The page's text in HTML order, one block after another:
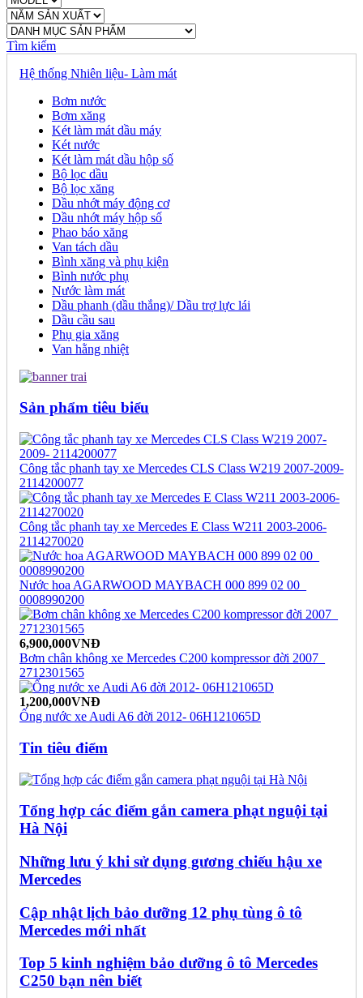
Tìm kiếm
Hệ thống Nhiên liệu- Làm mát
Bơm nước
Bơm xăng
Két làm mát dầu máy
Két nước
Két làm mát dầu hộp số
Bộ lọc dầu
Bộ lọc xăng
Dầu nhớt máy động cơ
Dầu nhớt máy hộp số
Phao báo xăng
Van tách dầu
Bình xăng và phụ kiện
Bình nước phụ
Nước làm mát
Dầu phanh (dầu thắng)/ Dầu trợ lực lái
Dầu cầu sau
Phụ gia xăng
Van hằng nhiệt
Sản phẩm tiêu biểu
Công tắc phanh tay xe Mercedes CLS Class W219 2007-2009-
2114200077
Công tắc phanh tay xe Mercedes E Class W211 2003-2006-
2114270020
Nước hoa AGARWOOD MAYBACH 000 899 02 00_
0008990200
6,900,000VNĐ
Bơm chân không xe Mercedes C200 kompressor đời 2007_
2712301565
1,200,000VNĐ
Ống nước xe Audi A6 đời 2012- 06H121065D
Tin tiêu điểm
Tổng hợp các điểm gắn camera phạt nguội tại
Hà Nội
Những lưu ý khi sử dụng gương chiếu hậu xe
Mercedes
Cập nhật lịch bảo dưỡng 12 phụ tùng ô tô
Mercedes mới nhất
Top 5 kinh nghiệm bảo dưỡng ô tô Mercedes
C250 bạn nên biết